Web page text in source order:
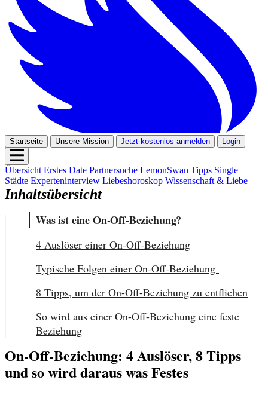
Startseite Unsere Mission Jetzt kostenlos anmelden Login
ÜbersichtErstes Date Partnersuche LemonSwan Tipps Single
Städte Experteninterview Liebeshoroskop Wissenschaft & Liebe
Inhaltsübersicht
Was ist eine On-Off-Beziehung?
4 Auslöser einer On-Off-Beziehung
Typische Folgen einer On-Off-Beziehung
8 Tipps, um der On-Off-Beziehung zu entfliehen
So wird aus einer On-Off-Beziehung eine feste
Beziehung
On-Off-Beziehung: 4 Auslöser, 8 Tipps
und so wird daraus was Festes